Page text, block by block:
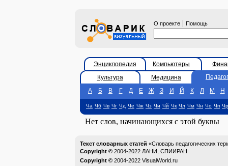
О проекте | Помощь
Энциклопедия Компьютеры
Культура
Медицина
А
Б В Г Д Е Ж З И Й К Л М Н
Ча Чб Чв Чг Чд Че Чж Чз Чи Чй Чк Чл Чм Чн Чо Чп Чр
Нет слов, начинающихся с этой буквы
Текст словарных статей «Словарь педагогических
Copyright © 2004-2022 ЛАНИ, СПИИРАН
Copyright © 2004-2022 VisualWorld.ru